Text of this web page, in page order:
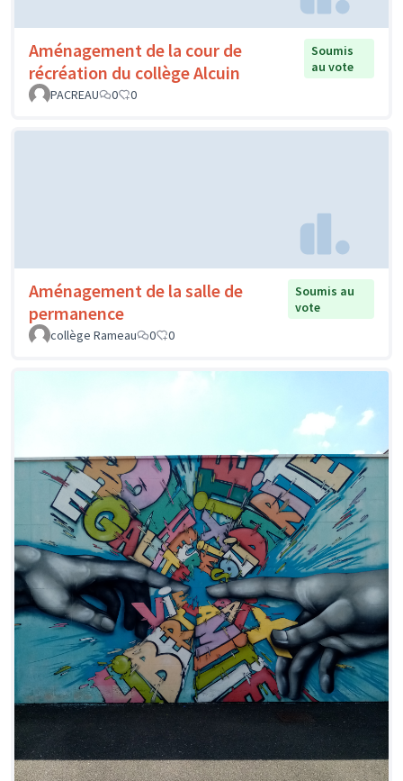
Aménagement de la cour de
récréation du collège Alcuin
Soumis
au vote
PACREAU
0 0
Aménagement de la salle de
permanence
Soumis au
vote
collège Rameau
0 0